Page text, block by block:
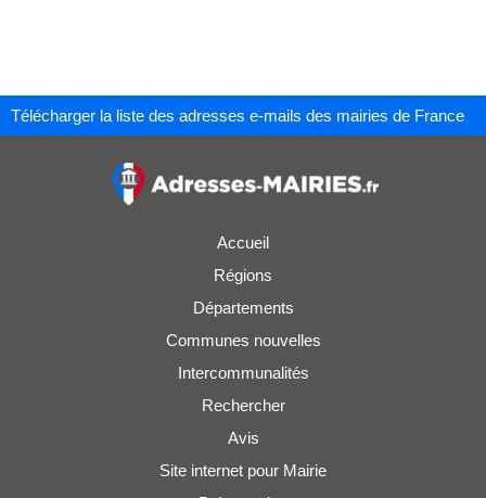
Télécharger la liste des adresses e-mails des mairies de France
Accueil
Régions
Départements
Communes nouvelles
Intercommunalités
Rechercher
Avis
Site internet pour Mairie